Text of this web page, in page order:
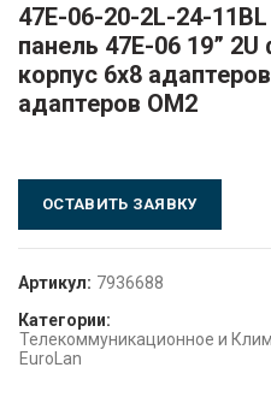
47E-06-20-2L-24-
панель 47E-06 19”
корпус 6х8
адаптеров OM2
ОСТАВИТЬ ЗАЯВКУ
Артикул: 7936688
Категории:
Телекоммуникационное и
EuroLan